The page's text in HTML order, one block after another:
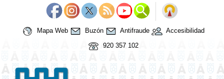
Mapa Web Buzón Antifraude
Accesibilidad
920 357 102